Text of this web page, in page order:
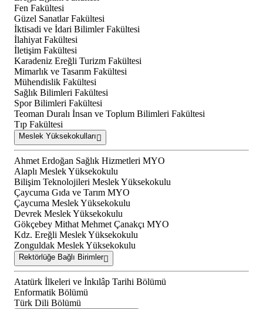
Fen Fakültesi
Güzel Sanatlar Fakültesi
İktisadi ve İdari Bilimler Fakültesi
İlahiyat Fakültesi
İletişim Fakültesi
Karadeniz Ereğli Turizm Fakültesi
Mimarlık ve Tasarım Fakültesi
Mühendislik Fakültesi
Sağlık Bilimleri Fakültesi
Spor Bilimleri Fakültesi
Teoman Duralı İnsan ve Toplum Bilimleri Fakültesi
Tıp Fakültesi
Meslek Yüksekokulları
Ahmet Erdoğan Sağlık Hizmetleri MYO
Alaplı Meslek Yüksekokulu
Bilişim Teknolojileri Meslek Yüksekokulu
Çaycuma Gıda ve Tarım MYO
Çaycuma Meslek Yüksekokulu
Devrek Meslek Yüksekokulu
Gökçebey Mithat Mehmet Çanakçı MYO
Kdz. Ereğli Meslek Yüksekokulu
Zonguldak Meslek Yüksekokulu
Rektörlüğe Bağlı Birimler
Atatürk İlkeleri ve İnkılâp Tarihi Bölümü
Enformatik Bölümü
Türk Dili Bölümü